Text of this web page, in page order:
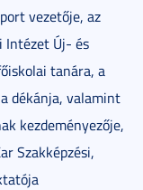
vezetője, az
Intézet Új- és
tanára, a
dékánja, valamint
kezdeményezője,
Szakképzési,